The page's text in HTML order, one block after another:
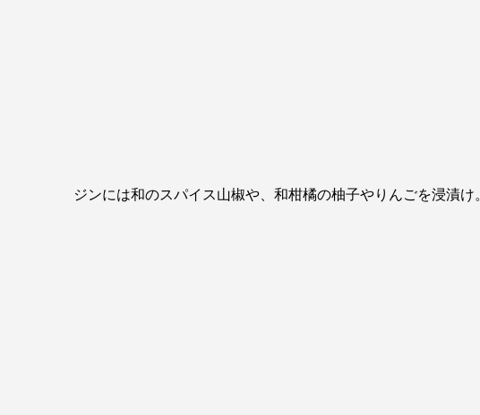
ジンには和のスパイス山椒や、和柑橘の柚子やりんごを浸漬け。